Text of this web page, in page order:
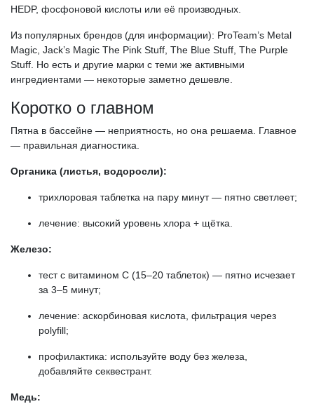
HEDP, фосфоновой кислоты или её производных.
Из популярных брендов (для информации): ProTeam’s Metal
Magic, Jack’s Magic The Pink Stuff, The Blue Stuff, The Purple
Stuff. Но есть и другие марки с теми же активными
ингредиентами — некоторые заметно дешевле.
Коротко о главном
Пятна в бассейне — неприятность, но она решаема. Главное
— правильная диагностика.
Органика (листья, водоросли):
трихлоровая таблетка на пару минут — пятно светлеет;
лечение: высокий уровень хлора + щётка.
Железо:
тест с витамином С (15–20 таблеток) — пятно исчезает
за 3–5 минут;
лечение: аскорбиновая кислота, фильтрация через
polyfill;
профилактика: используйте воду без железа,
добавляйте секвестрант.
Медь: